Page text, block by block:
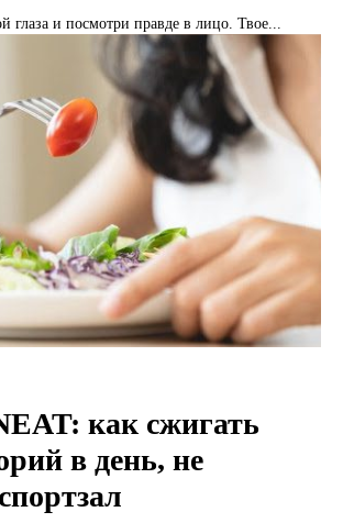
глаза и посмотри правде в лицо. Твое...
как сжигать
в день, не